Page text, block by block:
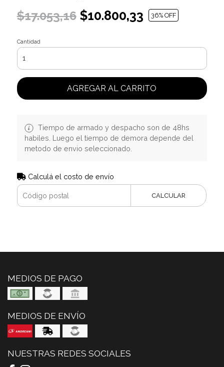
$17.053,16$10.800,33 36% OFF
Cantidad
AGREGAR AL CARRITO
Tiempo de armado y despacho son de 48hs
habiles. Luego el tiempo de demora depende del
metodo de envio seleccionado.
Calculá el costo de envío
CALCULAR
MEDIOS DE PAGO
MEDIOS DE ENVÍO
NUESTRAS REDES SOCIALES